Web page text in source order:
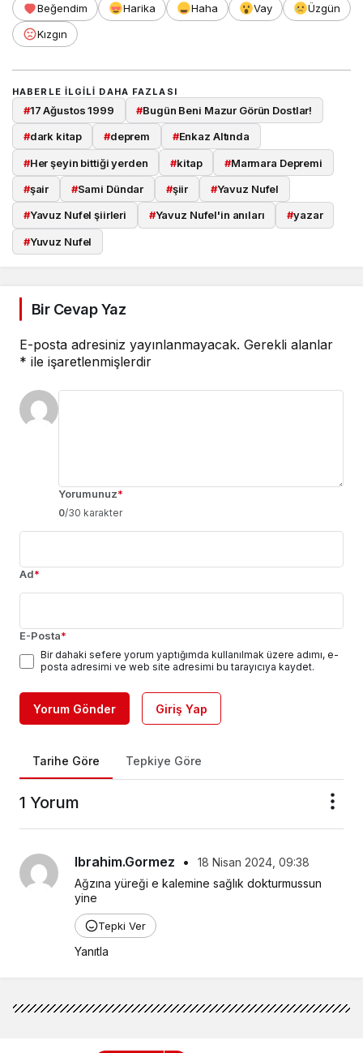
Beğendim Harika Haha Vay
Üzgün
Kızgın
HABERLE ILGILI DAHA FAZLASI
#17 Ağustos 1999 #Bugün Beni Mazur Görün Dostlar!
#dark kitap #deprem #Enkaz Altında
#Her şeyin bittiği yerden #kitap #Marmara Depremi
#şair #Sami Dündar #şiir #Yavuz Nufel
#Yavuz Nufel şiirleri #Yavuz Nufel'in anıları #yazar
#Yuvuz Nufel
Bir Cevap Yaz
E-posta adresiniz yayınlanmayacak. Gerekli alanlar
* ile işaretlenmişlerdir
Yorumunuz*
0/30 karakter
Ad*
E-Posta*
Bir dahaki sefere yorum yaptığımda kullanılmak üzere adımı, e-
posta adresimi ve web site adresimi bu tarayıcıya kaydet.
Yorum Gönder Giriş Yap
Tarihe Göre Tepkiye Göre
1 Yorum
Ibrahim.gormez •
18 Nisan 2024, 09:38
Ağzına yüreği e kalemine sağlık dokturmussun
yine
Tepki Ver
Yanıtla